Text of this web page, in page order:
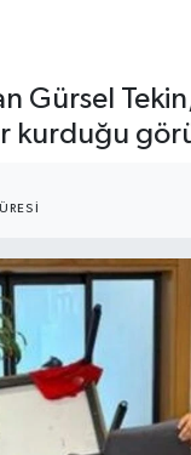
Gürsel
kurduğu